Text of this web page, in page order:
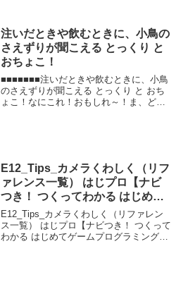
注いだときや飲むときに、小鳥の
さえずりが聞こえる とっくり と
おちょこ！
■■■■■■■注いだときや飲むときに、小鳥
のさえずりが聞こえる とっくり と おち
ょこ！なにこれ！おもしれ～！ま、どう
E12_Tips_カメラくわしく（リフ
ァレンス一覧） はじプロ【ナビ
つき！ つくってわかる はじめて
ゲームプログラミング】
E12_Tips_カメラくわしく（リファレン
ス一覧） はじプロ【ナビつき！ つくって
わかる はじめてゲームプログラミング】-